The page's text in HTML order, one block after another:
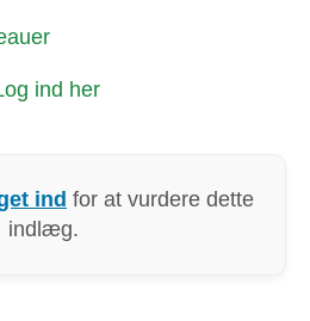
ind her
ind for at vurdere dette
indlæg.